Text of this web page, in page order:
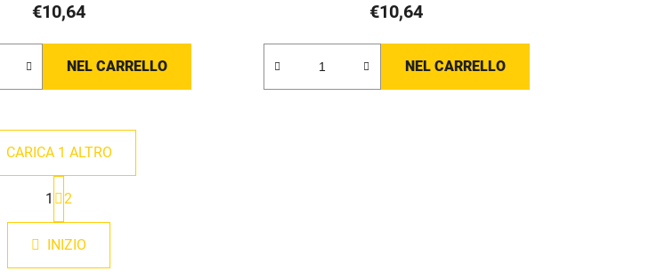
€10,64
NEL CARRELLO
€10,64
NEL CARRELLO
C
o
n
t
CARICA 1 ALTRO
a
g
n
a
1 2
INIZIO